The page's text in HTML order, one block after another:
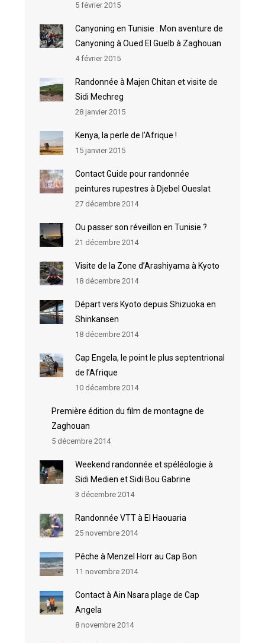
5 février 2015
Canyoning en Tunisie : Mon aventure de
Canyoning à Oued El Guelb à Zaghouan
4 février 2015
Randonnée à Majen Chitan et visite de
Sidi Mechreg
28 janvier 2015
Kenya, la perle de l’Afrique !
15 janvier 2015
Contact Guide pour randonnée
peintures rupestres à Djebel Oueslat
27 décembre 2014
Ou passer son réveillon en Tunisie ?
21 décembre 2014
Visite de la Zone d’Arashiyama à Kyoto
18 décembre 2014
Départ vers Kyoto depuis Shizuoka en
Shinkansen
18 décembre 2014
Cap Engela, le point le plus septentrional
de l’Afrique
10 décembre 2014
Première édition du film de montagne de
Zaghouan
5 décembre 2014
Weekend randonnée et spéléologie à
Sidi Medien et Sidi Bou Gabrine
3 décembre 2014
Randonnée VTT à El Haouaria
25 novembre 2014
Pêche à Menzel Horr au Cap Bon
11 novembre 2014
Contact à Ain Nsara plage de Cap
Angela
8 novembre 2014